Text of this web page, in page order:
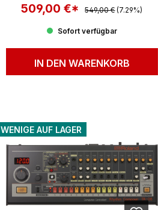
Verkaufspreis:
509,00 €* Regulärer Preis:
549,00 € (7.29%)
Sofort verfügbar
IN DEN WARENKORB
WENIGE AUF LAGER